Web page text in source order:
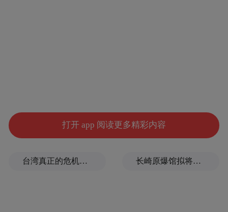
打开 app 阅读更多精彩内容
台湾真正的危机，是活在政治表演与情绪动员之中 长崎原爆馆拟将南京大屠杀改为南京事件，有日本民众现场质疑